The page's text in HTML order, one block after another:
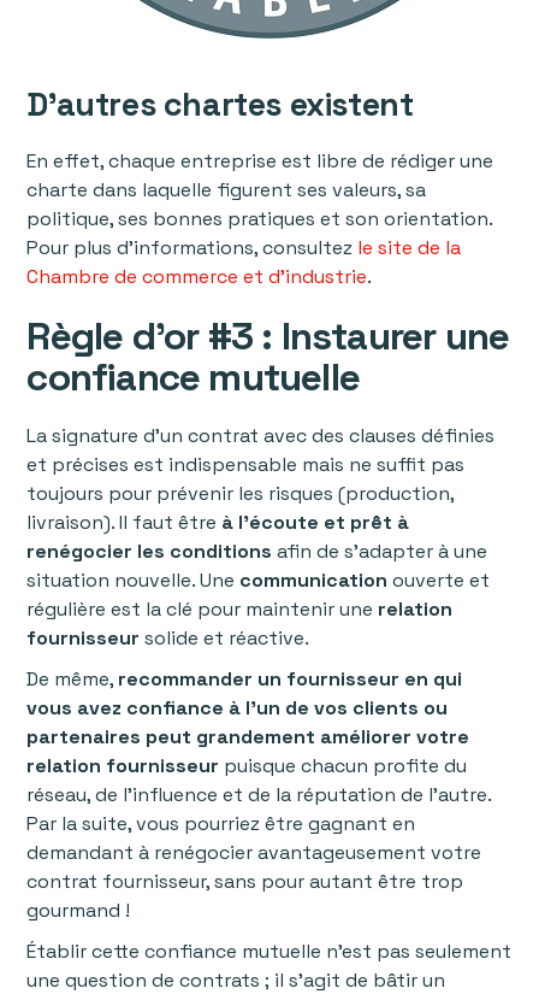
D’autres chartes existent
En effet, chaque entreprise est libre de rédiger une
charte dans laquelle figurent ses valeurs, sa
politique, ses bonnes pratiques et son orientation.
Pour plus d’informations, consultez le site de la
Chambre de commerce et d’industrie.
Règle d’or #3 : Instaurer une
confiance mutuelle
La signature d’un contrat avec des clauses définies
et précises est indispensable mais ne suffit pas
toujours pour prévenir les risques (production,
livraison). Il faut être à l’écoute et prêt à
renégocier les conditions afin de s’adapter à une
situation nouvelle. Une communication ouverte et
régulière est la clé pour maintenir une relation
fournisseur solide et réactive.
De même, recommander un fournisseur en qui
vous avez confiance à l’un de vos clients ou
partenaires peut grandement améliorer votre
relation fournisseur puisque chacun profite du
réseau, de l’influence et de la réputation de l’autre.
Par la suite, vous pourriez être gagnant en
demandant à renégocier avantageusement votre
contrat fournisseur, sans pour autant être trop
gourmand !
Établir cette confiance mutuelle n'est pas seulement
une question de contrats ; il s'agit de bâtir un